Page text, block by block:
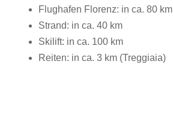
Flughafen Florenz: in ca. 80 km
Strand: in ca. 40 km
Skilift: in ca. 100 km
Reiten: in ca. 3 km (Treggiaia)